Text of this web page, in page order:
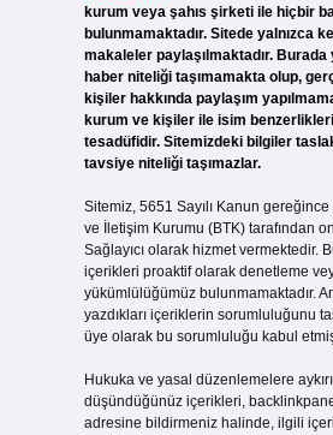
kurum veya şahıs şirketi ile hiçbir
bulunmamaktadır. Sitede yalnızca
makaleler paylaşılmaktadır.
haber niteliği taşımamakta olup,
kişiler hakkında paylaşım
kurum ve kişiler ile isim
tesadüfidir. Sitemizdeki bilgiler
tavsiye niteliği taşımazlar.
Sitemiz, 5651 Sayılı Kanun
ve İletişim Kurumu (BTK) tarafından
Sağlayıcı olarak hizmet vermektedir.
içerikleri proaktif olarak denetleme
yükümlülüğümüz bulunmamaktadır.
yazdıkları içeriklerin sorumluluğunu
üye olarak bu sorumluluğu kabul etmiş
Hukuka ve yasal düzenlemelere
düşündüğünüz içerikleri,
adresine bildirmeniz halinde, ilgili